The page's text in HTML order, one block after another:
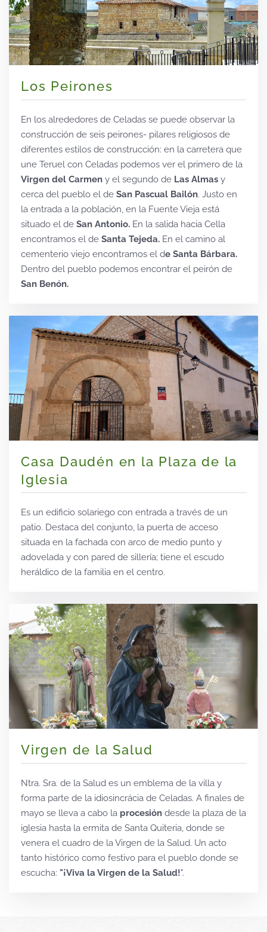
Los Peirones
En los alrededores de Celadas se puede observar la
construcción de seis peirones- pilares religiosos de
diferentes estilos de construcción: en la carretera que
une Teruel con Celadas podemos ver el primero de la
Virgen del Carmen y el segundo de Las Almas y
cerca del pueblo el de San Pascual Bailón. Justo en
la entrada a la población, en la Fuente Vieja está
situado el de San Antonio. En la salida hacia Cella
encontramos el de Santa Tejeda. En el camino al
cementerio viejo encontramos el de Santa Bárbara.
Dentro del pueblo podemos encontrar el peirón de
San Benón.
Casa Daudén en la Plaza de la
Iglesia
Es un edificio solariego con entrada a través de un
patio. Destaca del conjunto, la puerta de acceso
situada en la fachada con arco de medio punto y
adovelada y con pared de sillería; tiene el escudo
heráldico de la familia en el centro.
Virgen de la Salud
Ntra. Sra. de la Salud es un emblema de la villa y
forma parte de la idiosincrácia de Celadas. A finales de
mayo se lleva a cabo la procesión desde la plaza de la
iglesia hasta la ermita de Santa Quiteria, donde se
venera el cuadro de la Virgen de la Salud. Un acto
tanto histórico como festivo para el pueblo donde se
escucha: "¡Viva la Virgen de la Salud!".